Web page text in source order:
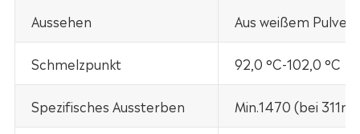
Aussehen Aus weißem Pulver
Schmelzpunkt 92,0 °C-102,0 °C
Spezifisches Aussterben Min.1470 (bei